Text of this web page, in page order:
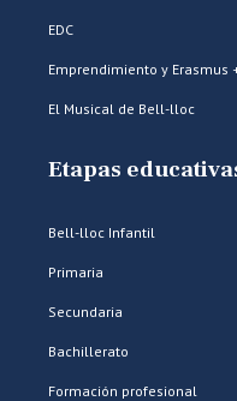
EDC
Emprendimiento y Erasmus
El Musical de Bell-lloc
Etapas
Bell-lloc Infantil
Primaria
Secundaria
Bachillerato
Formación profesional